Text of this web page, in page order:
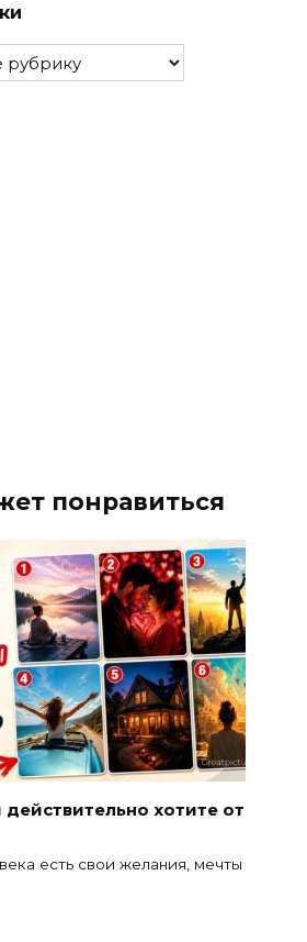
понравиться
действительно хотите от
есть свои желания, мечты